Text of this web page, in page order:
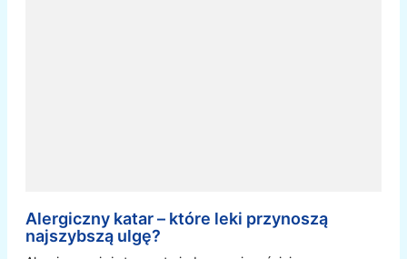
Alergiczny katar – które leki przynoszą
najszybszą ulgę?